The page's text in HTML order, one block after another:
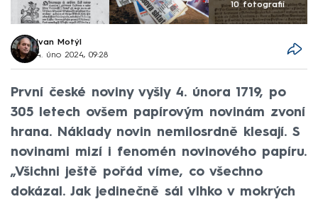
10 fotografií
Ivan Motýl
4. úno 2024, 09:28
První české noviny vyšly 4. února 1719, po
305 letech ovšem papírovým novinám zvoní
hrana. Náklady novin nemilosrdně klesají. S
novinami mizí i fenomén novinového papíru.
„Všichni ještě pořád víme, co všechno
dokázal. Jak jedinečně sál vlhko v mokrých